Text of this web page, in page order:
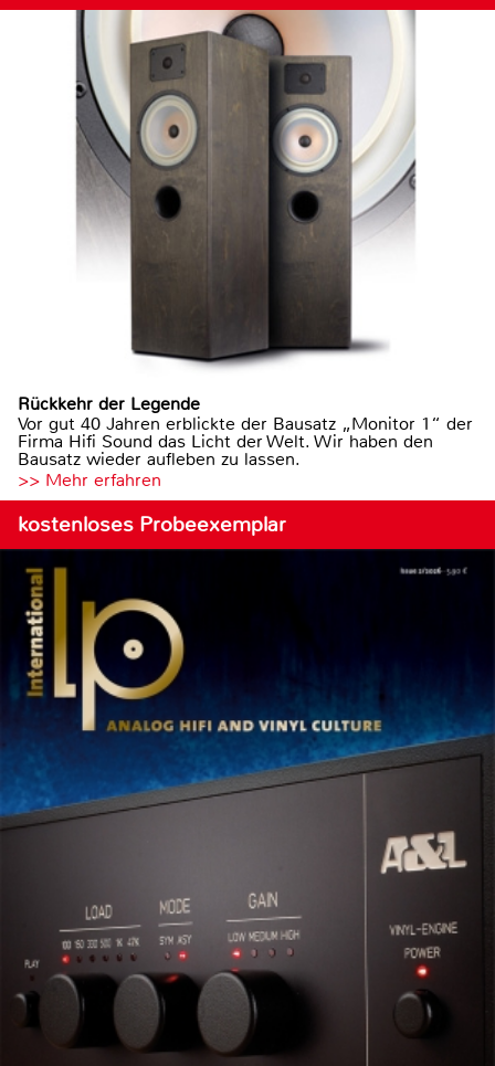
Rückkehr der Legende
Vor gut 40 Jahren erblickte der Bausatz „Monitor 1“ der
Firma Hifi Sound das Licht der Welt. Wir haben den
Bausatz wieder aufleben zu lassen.
>> Mehr erfahren
kostenloses Probeexemplar